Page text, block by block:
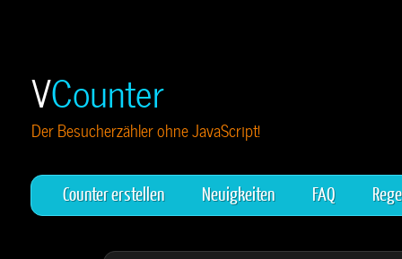
VCounter
Der Besucherzähler ohne JavaScript!
Counter erstellen Neuigkeiten FAQ